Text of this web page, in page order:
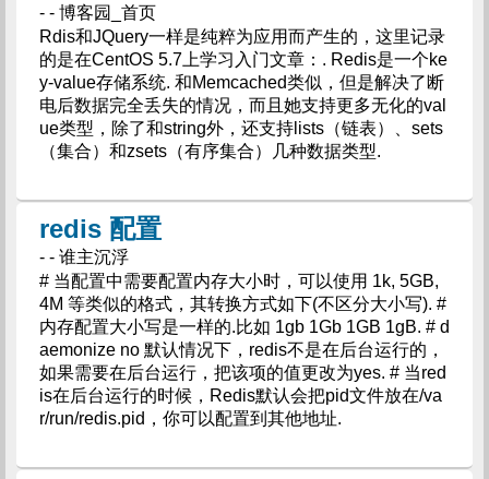
- - 博客园_首页
Rdis和JQuery一样是纯粹为应用而产生的，这里记录
的是在CentOS 5.7上学习入门文章：. Redis是一个ke
y-value存储系统. 和Memcached类似，但是解决了断
电后数据完全丢失的情况，而且她支持更多无化的val
ue类型，除了和string外，还支持lists（链表）、sets
（集合）和zsets（有序集合）几种数据类型.
redis 配置
- - 谁主沉浮
# 当配置中需要配置内存大小时，可以使用 1k, 5GB,
4M 等类似的格式，其转换方式如下(不区分大小写). #
内存配置大小写是一样的.比如 1gb 1Gb 1GB 1gB. # d
aemonize no 默认情况下，redis不是在后台运行的，
如果需要在后台运行，把该项的值更改为yes. # 当red
is在后台运行的时候，Redis默认会把pid文件放在/va
r/run/redis.pid，你可以配置到其他地址.